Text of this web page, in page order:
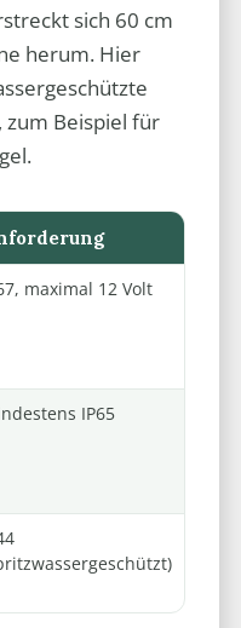
sich 60 cm
herum. Hier
zum Beispiel für
maximal 12 Volt
IP65